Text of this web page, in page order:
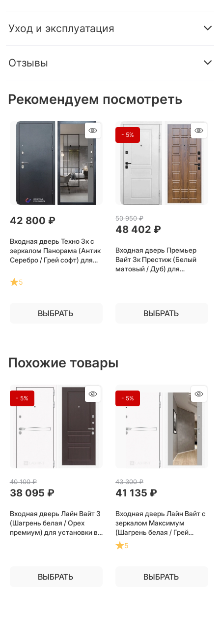
Уход и эксплуатация
Отзывы
Рекомендуем посмотреть
42 800 ₽
Входная дверь Техно 3к с
зеркалом Панорама (Антик
Серебро / Грей софт) для
5
ВЫБРАТЬ
- 5%
50 950 ₽
48 402 ₽
Входная дверь Премьер
Вайт 3к Престиж (Белый
матовый / Дуб) для
ВЫБРАТЬ
Похожие товары
- 5%
40 100 ₽
38 095 ₽
Входная дверь Лайн Вайт 3
(Шагрень белая / Орех
премиум) для установки в
ВЫБРАТЬ
- 5%
43 300 ₽
41 135 ₽
Входная дверь Лайн Вайт с
зеркалом Максимум
(Шагрень белая / Грей
софт) для установки в
квартиру
5
ВЫБРАТЬ